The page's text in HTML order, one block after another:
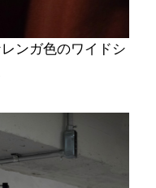
ンガ色のワイドシ